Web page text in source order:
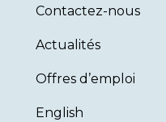
Contactez-nous
Actualités
Offres d’emploi
English